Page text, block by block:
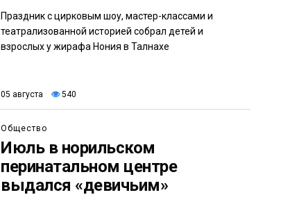
Праздник с цирковым шоу, мастер-классами и
театрализованной историей собрал детей и
взрослых у жирафа Нония в Талнахе
05 августа 540
Общество
Июль в норильском
перинатальном центре
выдался «девичьим»